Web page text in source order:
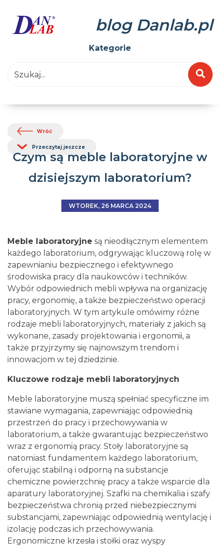
blog Danlab.pl
Kategorie
Wróć
Przeczytaj jeszcze
Czym są meble laboratoryjne w
dzisiejszym laboratorium?
WTOREK, 26 MARCA 2024
Meble laboratoryjne są nieodłącznym elementem
każdego laboratorium, odgrywając kluczową rolę w
zapewnianiu bezpiecznego i efektywnego
środowiska pracy dla naukowców i techników.
Wybór odpowiednich mebli wpływa na organizację
pracy, ergonomię, a także bezpieczeństwo operacji
laboratoryjnych. W tym artykule omówimy różne
rodzaje mebli laboratoryjnych, materiały z jakich są
wykonane, zasady projektowania i ergonomii, a
także przyjrzymy się najnowszym trendom i
innowacjom w tej dziedzinie.
Kluczowe rodzaje mebli laboratoryjnych
Meble laboratoryjne muszą spełniać specyficzne im
stawiane wymagania, zapewniając odpowiednią
przestrzeń do pracy i przechowywania w
laboratorium, a także gwarantując bezpieczeństwo
wraz z ergonomią pracy. Stoły laboratoryjne są
natomiast fundamentem każdego laboratorium,
oferując stabilną i odporną na substancje
chemiczne powierzchnię pracy a także wsparcie dla
aparatury laboratoryjnej. Szafki na chemikalia i szafy
bezpieczeństwa chronią przed niebezpiecznymi
substancjami, zapewniając odpowiednią wentylację i
izolację podczas ich przechowywania.
Ergonomiczne krzesła i stołki oraz wyspy